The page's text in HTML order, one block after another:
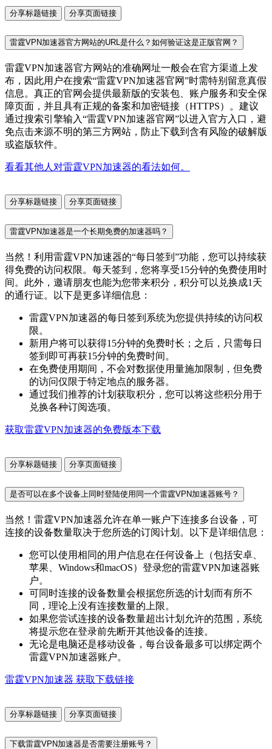
分享标题链接 分享页面链接
雷霆VPN加速器官方网站的URL是什么？如何验证这是正版官网？
雷霆VPN加速器官方网站的准确网址一般会在官方渠道上发
布，因此用户在搜索“雷霆VPN加速器官网”时需特别留意真假
信息。真正的官网会提供最新版的安装包、账户服务和安全保
障页面，并且具有正规的备案和加密链接（HTTPS）。建议
通过搜索引擎输入“雷霆VPN加速器官网”以进入官方入口，避
免点击来源不明的第三方网站，防止下载到含有风险的破解版
或盗版软件。
看看其他人对雷霆VPN加速器的看法如何。
分享标题链接 分享页面链接
雷霆VPN加速器是一个长期免费的加速器吗？
当然！利用雷霆VPN加速器的“每日签到”功能，您可以持续获
得免费的访问权限。每天签到，您将享受15分钟的免费使用时
间。此外，邀请朋友也能为您带来积分，积分可以兑换成1天
的通行证。以下是更多详细信息：
雷霆VPN加速器的每日签到系统为您提供持续的访问权
限。
新用户将可以获得15分钟的免费时长；之后，只需每日
签到即可再获15分钟的免费时间。
在免费使用期间，不会对数据使用量施加限制，但免费
的访问仅限于特定地点的服务器。
通过我们推荐的计划获取积分，您可以将这些积分用于
兑换各种订阅选项。
获取雷霆VPN加速器的免费版本下载
分享标题链接 分享页面链接
是否可以在多个设备上同时登陆使用同一个雷霆VPN加速器账号？
当然！雷霆VPN加速器允许在单一账户下连接多台设备，可
连接的设备数量取决于您所选的订阅计划。以下是详细信息：
您可以使用相同的用户信息在任何设备上（包括安卓、
苹果、Windows和macOS）登录您的雷霆VPN加速器账
户。
可同时连接的设备数量会根据您所选的计划而有所不
同，理论上没有连接数量的上限。
如果您尝试连接的设备数量超出计划允许的范围，系统
将提示您在登录前先断开其他设备的连接。
无论是电脑还是移动设备，每台设备最多可以绑定两个
雷霆VPN加速器账户。
雷霆VPN加速器 获取下载链接
分享标题链接 分享页面链接
下载雷霆VPN加速器是否需要注册账号？